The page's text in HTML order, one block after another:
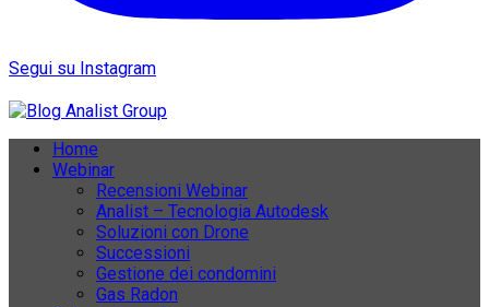
Segui su Instagram
Home
Webinar
Recensioni Webinar
Analist – Tecnologia Autodesk
Soluzioni con Drone
Successioni
Gestione dei condomini
Gas Radon